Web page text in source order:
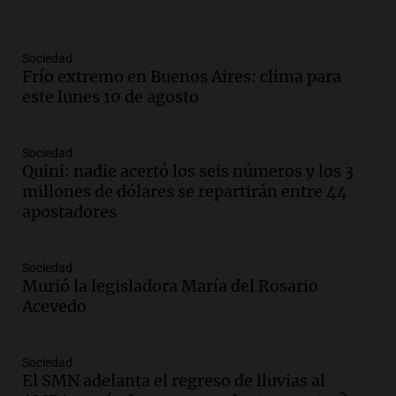
Episodios
Audio.Suspenden descuento en SUBE y
aumentan tarifas del SUBTE en Buenos
Episodios
Audio.Kicillof critica la desregulación
financiera y el aumento de la morosidad
Episodios
Audio.La UNT evalúa apelación ante la
Corte Suprema tras fallo que aparta a
Episodios
Sociedad
Frío extremo en Buenos Aires: clima para
este lunes 10 de agosto
Sociedad
Quini: nadie acertó los seis números y los 3
millones de dólares se repartirán entre 44
apostadores
Sociedad
Murió la legisladora María del Rosario
Acevedo
Sociedad
El SMN adelanta el regreso de lluvias al